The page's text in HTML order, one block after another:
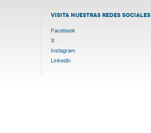
VISITA NUESTRAS REDES SOCIALES
Facebook
X
Instagram
Linkedin